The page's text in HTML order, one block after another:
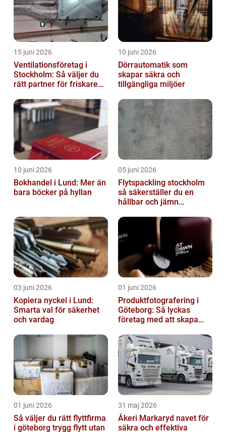
15 juni 2026
Ventilationsföretag i
Stockholm: Så väljer du
rätt partner för friskare
10 juni 2026
Dörrautomatik som
skapar säkra och
tillgängliga miljöer
10 juni 2026
Bokhandel i Lund: Mer än
bara böcker på hyllan
05 juni 2026
Flytspackling stockholm
så säkerställer du en
hållbar och jämn
03 juni 2026
Kopiera nyckel i Lund:
Smarta val för säkerhet
och vardag
01 juni 2026
Produktfotografering i
Göteborg: Så lyckas
företag med att skapa
01 juni 2026
Så väljer du rätt flyttfirma
i göteborg trygg flytt utan
31 maj 2026
Åkeri Markaryd navet för
säkra och effektiva